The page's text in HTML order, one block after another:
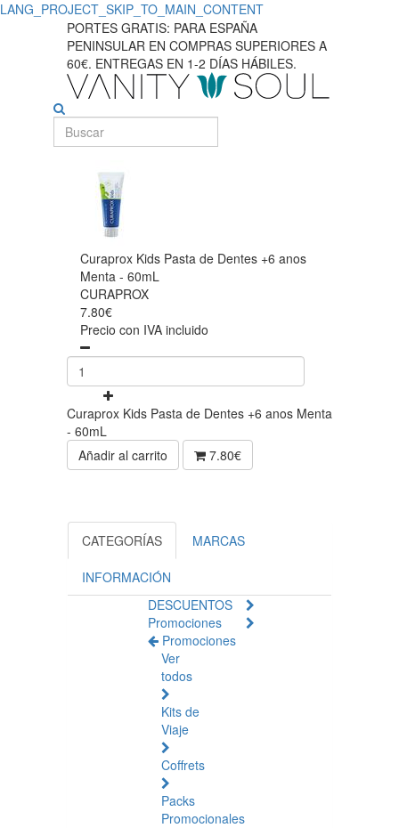
LANG_PROJECT_SKIP_TO_MAIN_CONTENT
PORTES GRATIS: PARA ESPAÑA
PENINSULAR EN COMPRAS SUPERIORES A
60€. ENTREGAS EN 1-2 DÍAS HÁBILES.
Curaprox Kids Pasta de Dentes +6 anos
Menta - 60mL
CURAPROX
7.80€
Precio con IVA incluido
Curaprox Kids Pasta de Dentes +6 anos Menta
- 60mL
Añadir al carrito
7.80€
CATEGORÍAS MARCAS
INFORMACIÓN
DESCUENTOS
Promociones
Promociones
Ver
todos
Kits de
Viaje
Coffrets
Packs
Promocionales